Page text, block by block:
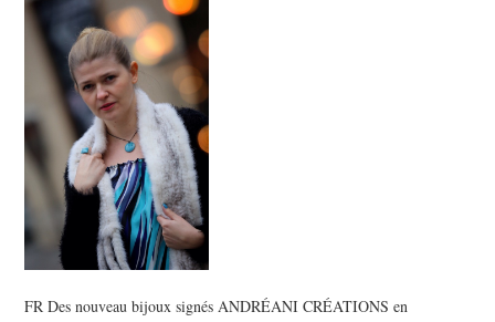
FR Des nouveau bijoux signés ANDRÉANI CRÉATIONS en